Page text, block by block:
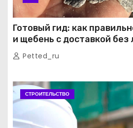
Готовый гид: как
и щебень с доставкой
Petted_ru
СТРОИТЕЛЬСТВО